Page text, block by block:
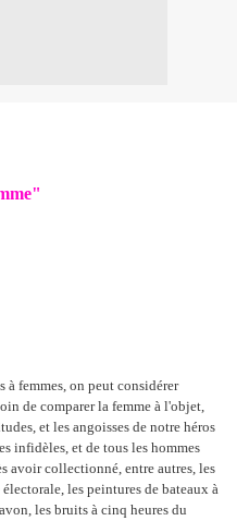
femmes, on peut considérer
de comparer la femme à l'objet,
et les angoisses de notre héros
infidèles, et de tous les hommes
avoir collectionné, entre autres, les
les peintures de bateaux à
les bruits à cinq heures du